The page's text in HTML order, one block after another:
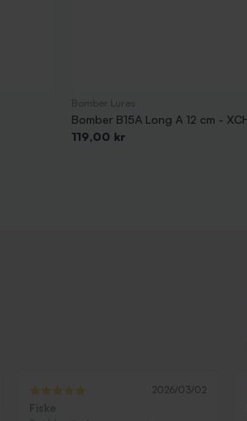
Bomber B15A Long A 12 cm -
Pris
119,00 kr
2026/03/02
Fiske